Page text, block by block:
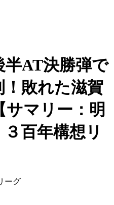
半AT決勝弾で
敗れた滋賀
サマリー：明
百年構想リ
ーグ